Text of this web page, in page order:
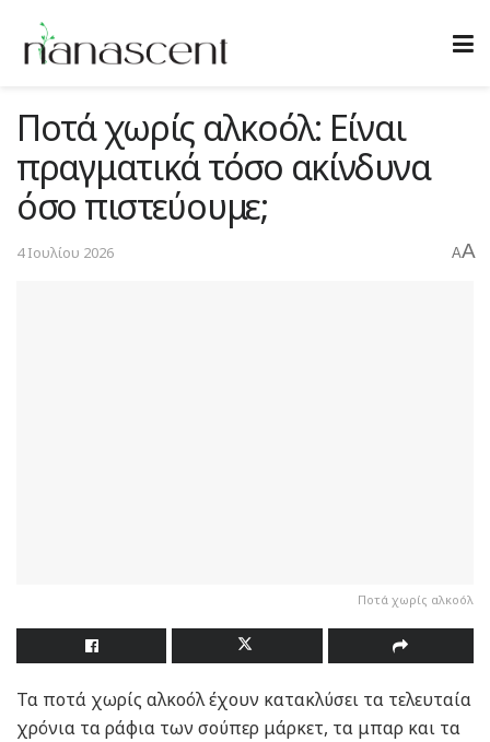
Ποτά χωρίς αλκοόλ: Είναι
πραγματικά τόσο ακίνδυνα
όσο πιστεύουμε;
4 Ιουλίου 2026 AA
Ποτά χωρίς αλκοόλ
Τα ποτά χωρίς αλκοόλ έχουν κατακλύσει τα τελευταία
χρόνια τα ράφια των σούπερ μάρκετ, τα μπαρ και τα